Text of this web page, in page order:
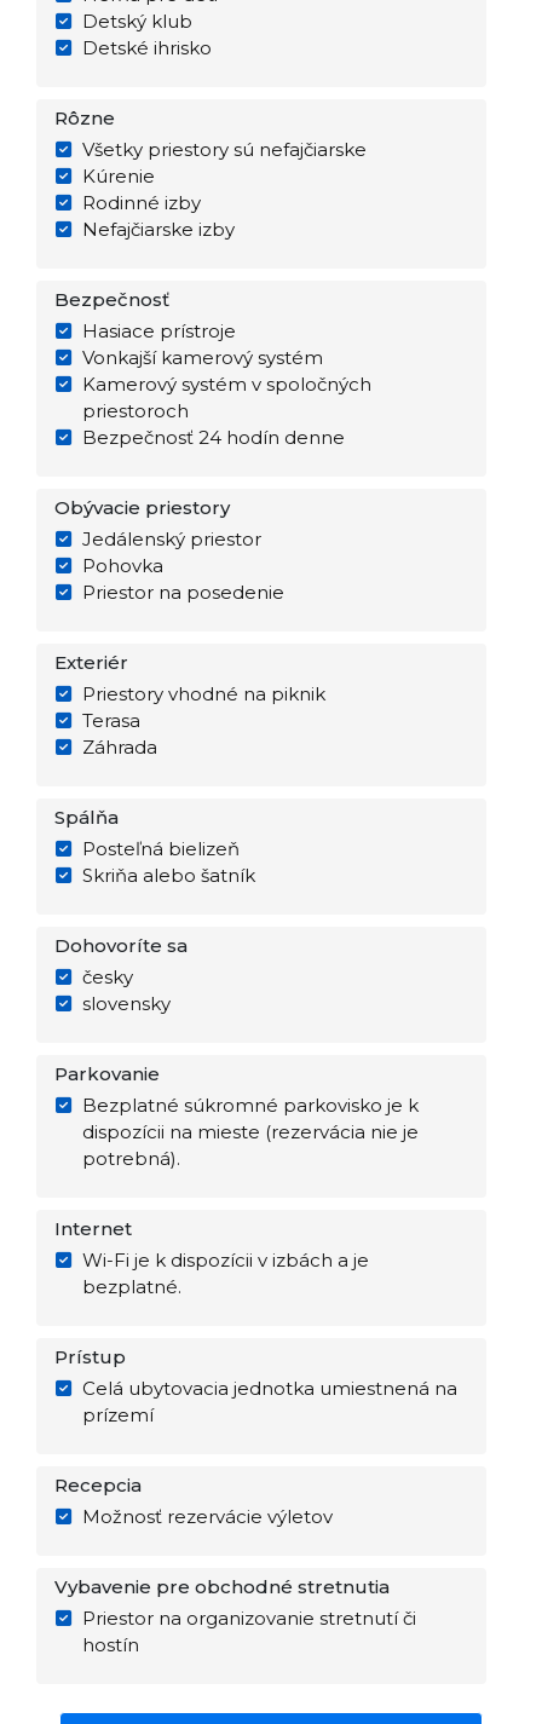
Detský klub
Detské ihrisko
Rôzne
Všetky priestory sú nefajčiarske
Kúrenie
Rodinné izby
Nefajčiarske izby
Bezpečnosť
Hasiace prístroje
Vonkajší kamerový systém
Kamerový systém v spoločných
priestoroch
Bezpečnosť 24 hodín denne
Obývacie priestory
Jedálenský priestor
Pohovka
Priestor na posedenie
Exteriér
Priestory vhodné na piknik
Terasa
Záhrada
Spálňa
Posteľná bielizeň
Skriňa alebo šatník
Dohovoríte sa
česky
slovensky
Parkovanie
Bezplatné súkromné parkovisko je k
dispozícii na mieste (rezervácia nie je
potrebná).
Internet
Wi-Fi je k dispozícii v izbách a je
bezplatné.
Prístup
Celá ubytovacia jednotka umiestnená na
prízemí
Recepcia
Možnosť rezervácie výletov
Vybavenie pre obchodné stretnutia
Priestor na organizovanie stretnutí či
hostín